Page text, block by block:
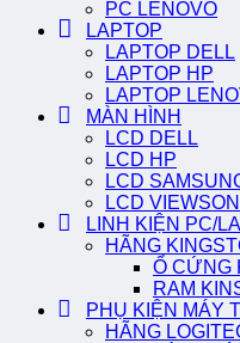
PC LENOVO
LAPTOP
LAPTOP DELL
LAPTOP HP
LAPTOP
MÀN HÌNH
LCD DELL
LCD HP
LCD
LCD
LINH KIỆN PC/
HÃNG
Ổ CỨNG
RAM
PHỤ KIỆN MÁY
HÃNG